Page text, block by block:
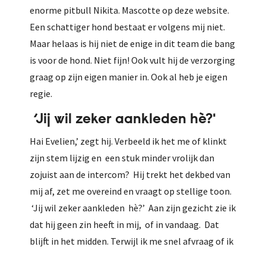
enorme pitbull Nikita. Mascotte op deze website.
Een schattiger hond bestaat er volgens mij niet.
Maar helaas is hij niet de enige in dit team die bang
is voor de hond. Niet fijn! Ook vult hij de verzorging
graag op zijn eigen manier in. Ook al heb je eigen
regie.
‘Jij wil zeker aankleden hè?'
Hai Evelien,’ zegt hij. Verbeeld ik het me of klinkt
zijn stem lijzig en een stuk minder vrolijk dan
zojuist aan de intercom? Hij trekt het dekbed van
mij af, zet me overeind en vraagt op stellige toon.
‘Jij wil zeker aankleden hè?’ Aan zijn gezicht zie ik
dat hij geen zin heeft in mij, of in vandaag. Dat
blijft in het midden. Terwijl ik me snel afvraag of ik